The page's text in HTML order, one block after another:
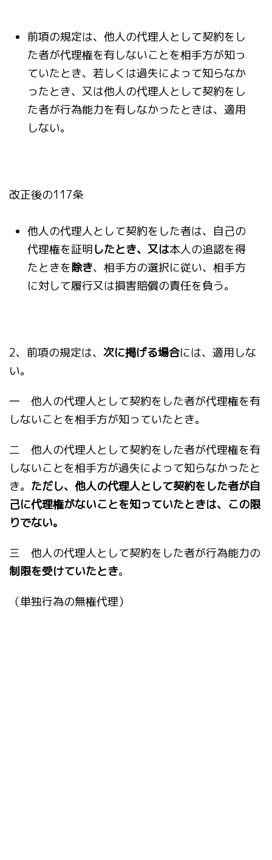
前項の規定は、他人の代理人として契約をし
た者が代理権を有しないことを相手方が知っ
ていたとき、若しくは過失によって知らなか
ったとき、又は他人の代理人として契約をし
た者が行為能力を有しなかったときは、適用
しない。
改正後の117条
他人の代理人として契約をした者は、自己の
代理権を証明したとき、又は本人の追認を得
たときを除き、相手方の選択に従い、相手方
に対して履行又は損害賠償の責任を負う。
2、前項の規定は、 次に掲げる場合には、適用しな
い。
一 他人の代理人として契約をした者が代理権を有
しないことを相手方が知っていたとき。
二 他人の代理人として契約をした者が代理権を有
しないことを相手方が過失によって知らなかったと
き。 ただし、他人の代理人として契約をした者が自
己に代理権がないことを知っていたときは、この限
りでない。
三 他人の代理人として契約をした者が行為能力の
制限を受けていたとき。
（単独行為の無権代理）